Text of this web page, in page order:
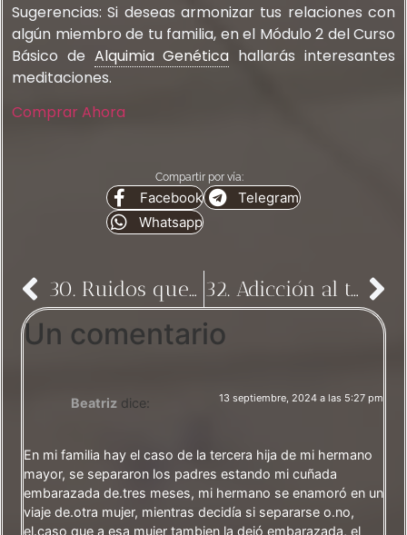
Sugerencias: Si deseas armonizar tus relaciones con
algún miembro de tu familia, en el Módulo 2 del Curso
Básico de Alquimia Genética hallarás interesantes
meditaciones.
Comprar Ahora
Compartir por vía:
Facebook
Telegram
Whatsapp
30. Ruidos que interfieren 32. Adicción al trabajo = falta de autoestima
Un comentario
Beatriz dice: 13 septiembre, 2024 a las 5:27 pm
En mi familia hay el caso de la tercera hija de mi hermano
mayor, se separaron los padres estando mi cuñada
embarazada de.tres meses, mi hermano se enamoró en un
viaje de.otra mujer, mientras decidía si separarse o.no,
el.caso que a esa mujer tambien la dejó embarazada, el